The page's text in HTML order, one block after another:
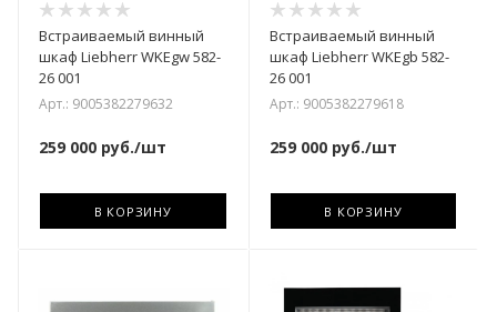
Встраиваемый винный
шкаф Liebherr WKEgw 582-
26 001
Арт.: 9005382279632
259 000 руб./шт
В КОРЗИНУ
Встраиваемый винный
шкаф Liebherr WKEgb 582-
26 001
Арт.: 9005382279618
259 000руб./шт
В КОРЗИНУ